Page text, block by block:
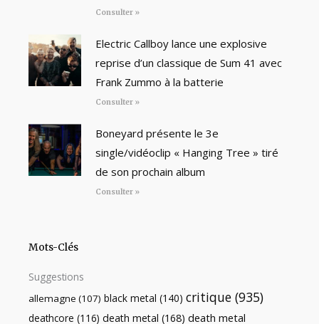
Consulter »
Electric Callboy lance une explosive
reprise d’un classique de Sum 41 avec
Frank Zummo à la batterie
Consulter »
Boneyard présente le 3e
single/vidéoclip « Hanging Tree » tiré
de son prochain album
Consulter »
Mots-Clés
Suggestions
allemagne (107) black metal (140) critique (935)
deathcore (116) death metal (168) death metal